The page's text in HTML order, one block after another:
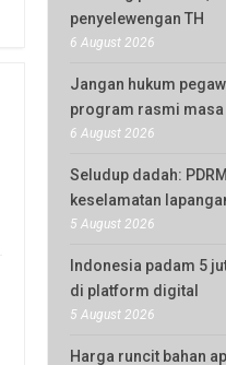
penyelewengan TH
6 August 2026
Jangan hukum
program rasmi masa
6 August 2026
Seludup dadah:
keselamatan
5 August 2026
Indonesia padam 5
di platform digital
5 August 2026
Harga runcit bahan